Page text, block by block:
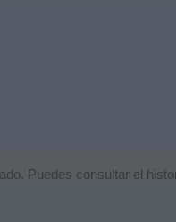
Puedes consultar el